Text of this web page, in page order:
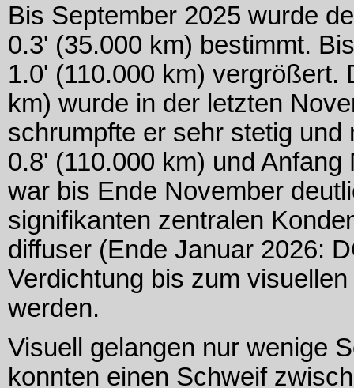
Bis September 2025 wurde
0.3' (35.000 km) bestimmt.
1.0' (110.000 km) vergrößert.
km) wurde in der letzten
schrumpfte er sehr stetig
0.8' (110.000 km) und
war bis Ende November
signifikanten zentralen
diffuser (Ende Januar 2026:
Verdichtung bis zum
werden.
Visuell gelangen nur wenige
konnten einen Schweif